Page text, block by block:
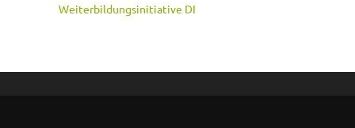
Weiterbildungsinitiative DI